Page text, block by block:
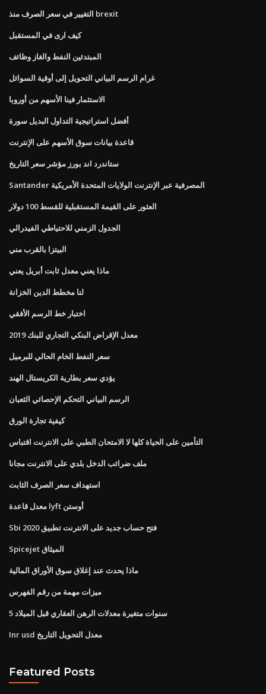
التغيير في سعر الصرف منذ brexit
كيف ارى في المستقبل
المبتدئين النفط والغاز وظائف
غرام الرسم البياني التحويل إلى أوقية السوائل
الاستثمار فينا الأسهم من أوروبا
أفضل استراتيجية التداول البديل سورة
قاعدة بيانات سوق الأسهم على الإنترنت
ستاندرد اند بورز مؤشر سعر التاريخ
Santander المصرفية عبر الإنترنت الولايات المتحدة الأمريكية
العثور على القيمة المستقبلية للقسط 100 دولار
الجدول الزمني للاحتياطي الفيدرالي
البيتزا بالقرب مني
ماذا يعني معدل ثابت أبريل يعني
لنا مخطط الدين الخزانة
اختبار خط الرسم الأفقي
معدل الإقراض البنكي التجاري للبنك 2019
سعر النفط الخام الحالي للبرميل
يؤدي سعر بطارية الكريستال الهند
الرسم البياني التحكم الإحصائي الثعبان
كيفية تجارة الورق
التأمين على الحياة كلها لا الامتحان الطبي على الانترنت اقتباس
ملف ضرائب الدخل بلدي على الانترنت مجانا
استهداف سعر الصرف الثابت
معدل قاعدة lyft أوستن
Sbi فتح حساب جديد على الانترنت تطبيق 2020
Spicejet الميثاق
ماذا يحدث عند إغلاق سوق الأوراق المالية
ميزات مهمة من رقم الفهرس
5 سنوات متغيرة معدلات الرهن العقاري قبل الميلاد
Inr usd معدل التحويل التاريخ
Featured Posts